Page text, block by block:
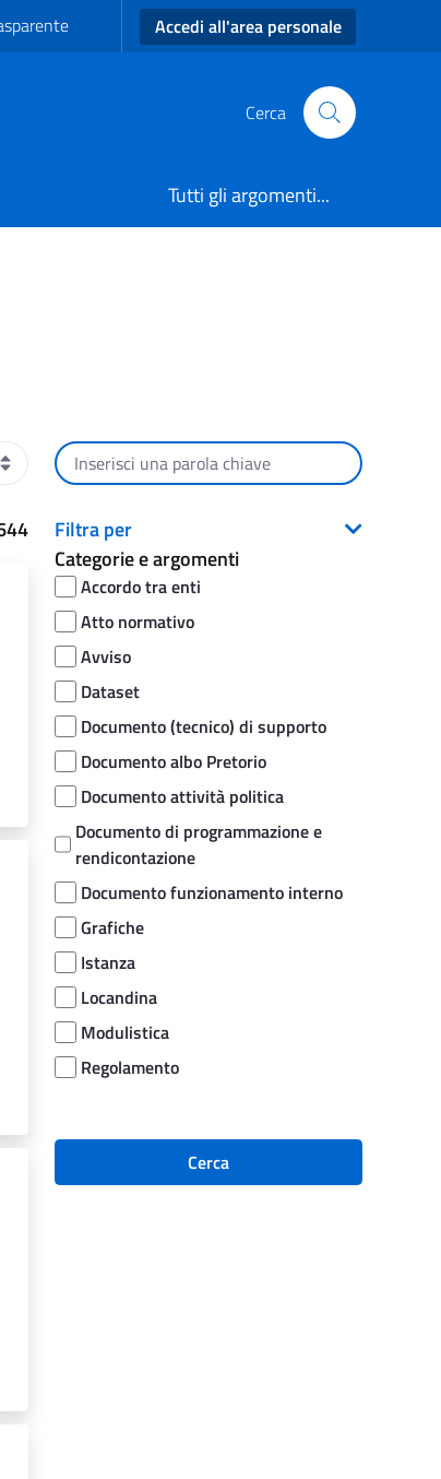
Accedi all'area personale
Cerca
Tutti gli argomenti...
Cerca per testo
Filtra per
Categorie e argomenti
Accordo tra enti
Atto normativo
Avviso
Dataset
Documento (tecnico) di supporto
Documento albo Pretorio
Documento attività politica
Documento di programmazione e
rendicontazione
Documento funzionamento interno
Grafiche
Istanza
Locandina
Modulistica
Regolamento
Cerca